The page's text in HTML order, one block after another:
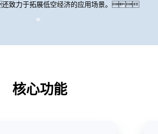
致力于拓展低空经济的应用场景。
核心功能